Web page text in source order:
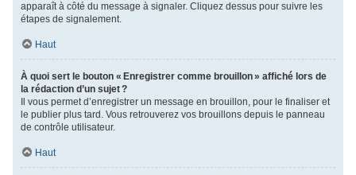
apparaît à côté du message à signaler. Cliquez dessus pour suivre les
étapes de signalement.
Haut
À quoi sert le bouton « Enregistrer comme brouillon » affiché lors de
la rédaction d’un sujet ?
Il vous permet d’enregistrer un message en brouillon, pour le finaliser et
le publier plus tard. Vous retrouverez vos brouillons depuis le panneau
de contrôle utilisateur.
Haut